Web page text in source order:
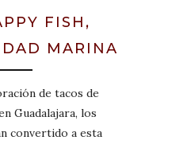
FISH,
MARINA
de tacos de
Guadalajara, los
convertido a esta